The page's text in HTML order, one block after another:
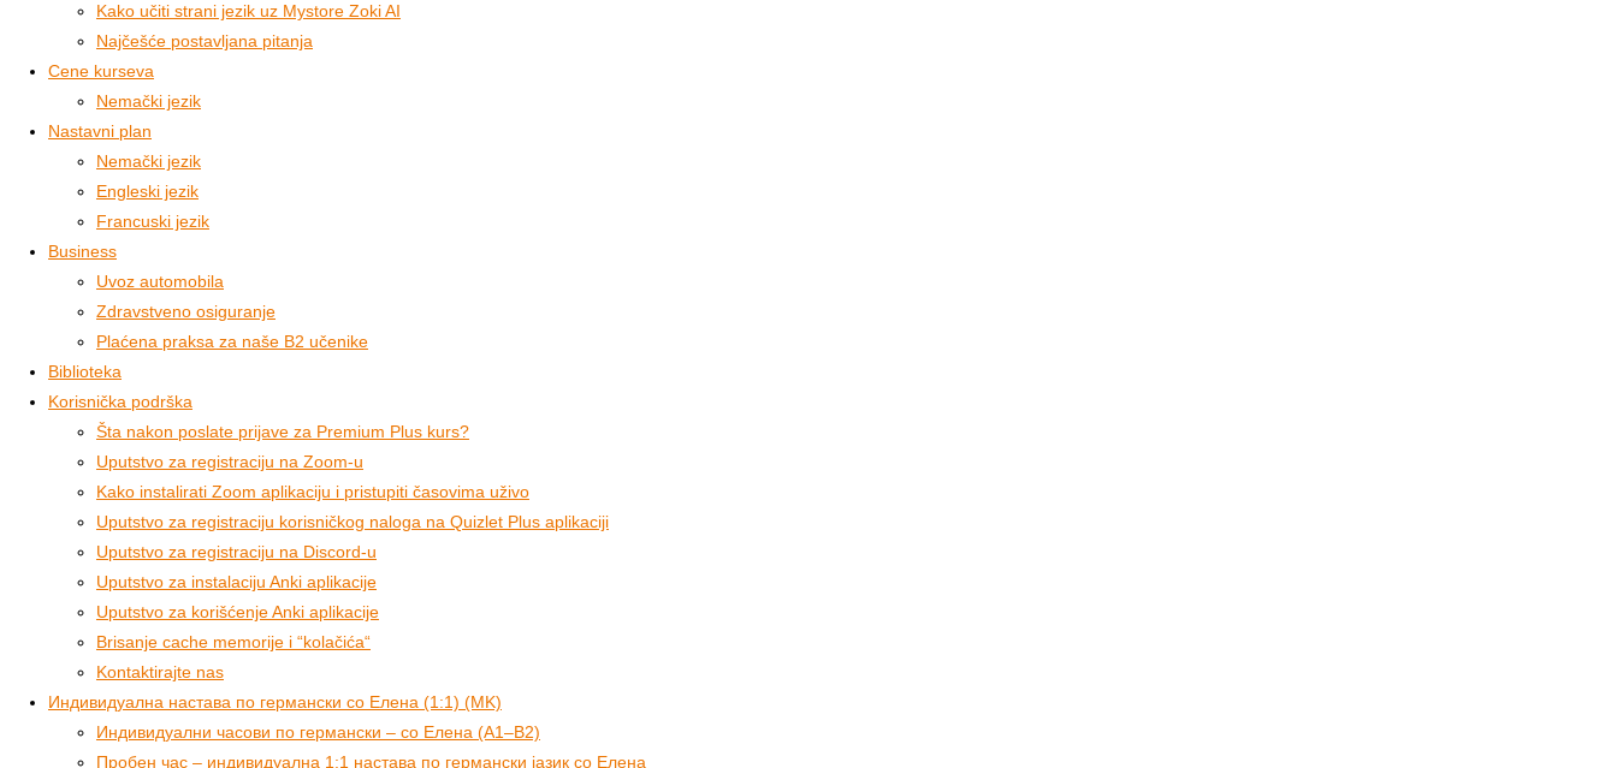
Kako učiti strani jezik uz Mystore Zoki AI
Najčešće postavljana pitanja
Cene kurseva
Nemački jezik
Nastavni plan
Nemački jezik
Engleski jezik
Francuski jezik
Business
Uvoz automobila
Zdravstveno osiguranje
Plaćena praksa za naše B2 učenike
Biblioteka
Korisnička podrška
Šta nakon poslate prijave za Premium Plus kurs?
Uputstvo za registraciju na Zoom-u
Kako instalirati Zoom aplikaciju i pristupiti časovima uživo
Uputstvo za registraciju korisničkog naloga na Quizlet Plus aplikaciji
Uputstvo za registraciju na Discord-u
Uputstvo za instalaciju Anki aplikacije
Uputstvo za korišćenje Anki aplikacije
Brisanje cache memorije i “kolačića“
Kontaktirajte nas
Индивидуална настава по германски со Елена (1:1) (MK)
Индивидуални часови по германски – со Елена (A1–B2)
Пробен час – индивидуална 1:1 настава по германски јазик со Елена